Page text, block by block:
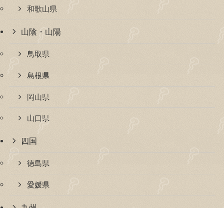
和歌山県
山陰・山陽
鳥取県
島根県
岡山県
山口県
四国
徳島県
愛媛県